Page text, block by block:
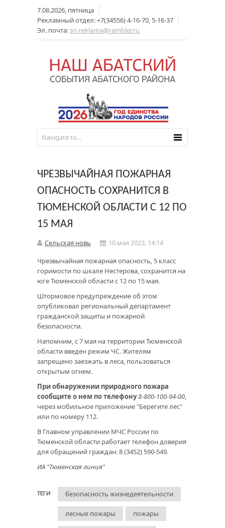
7.08.2026, пятница
Рекламный отдел: +7(34556) 4-16-70, 5-16-37
Эл. почта: sn-reklama@rambler.ru
ЧРЕЗВЫЧАЙНАЯ ПОЖАРНАЯ
ОПАСНОСТЬ СОХРАНИТСЯ В
ТЮМЕНСКОЙ ОБЛАСТИ С 12 ПО
15 МАЯ
Сельская новь
10 мая 2023, 14:14
Чрезвычайная пожарная опасность, 5 класс
горимости по шкале Нестерова, сохранится на
юге Тюменской области с 12 по 15 мая.
Штормовое предупреждение об этом
опубликовал региональный департамент
гражданской защиты и пожарной
безопасности.
Напомним, с 7 мая на территории Тюменской
области введен режим ЧС. Жителям
запрещено заезжать в леса, пользоваться
открытым огнем.
При обнаружении природного пожара
сообщите о нем по телефону8-800-100-94-00,
через мобильное приложение "Берегите лес"
или по номеру 112.
В Главном управлении МЧС России по
Тюменской области работает телефон доверия
для обращений граждан: 8 (3452) 590-549.
ИА "Тюменская линия"
ТЕГИ безопасность жизнедеятельности
лесные пожары пожары